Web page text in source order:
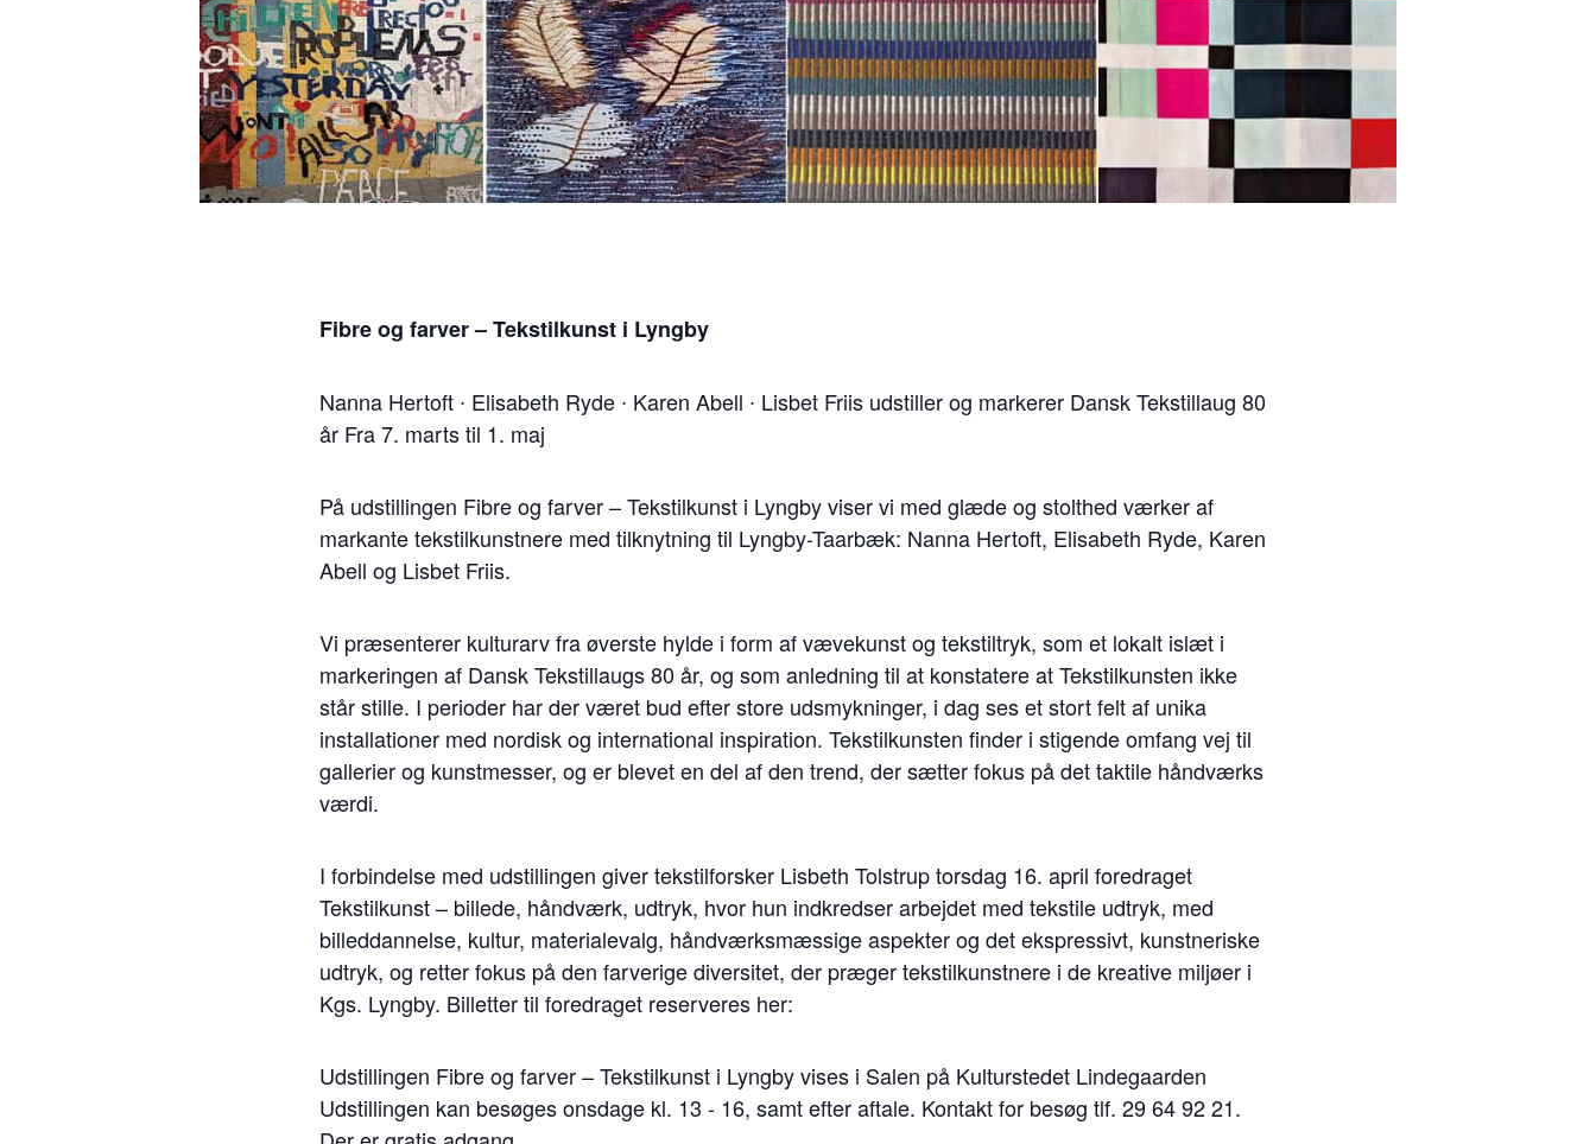
Fibre og farver – Tekstilkunst i Lyngby
Nanna Hertoft ∙ Elisabeth Ryde ∙ Karen Abell ∙ Lisbet Friis udstiller og markerer Dansk Tekstillaug 80
år Fra 7. marts til 1. maj
På udstillingen Fibre og farver – Tekstilkunst i Lyngby viser vi med glæde og stolthed værker af
markante tekstilkunstnere med tilknytning til Lyngby-Taarbæk: Nanna Hertoft, Elisabeth Ryde, Karen
Abell og Lisbet Friis.
Vi præsenterer kulturarv fra øverste hylde i form af vævekunst og tekstiltryk, som et lokalt islæt i
markeringen af Dansk Tekstillaugs 80 år, og som anledning til at konstatere at Tekstilkunsten ikke
står stille. I perioder har der været bud efter store udsmykninger, i dag ses et stort felt af unika
installationer med nordisk og international inspiration. Tekstilkunsten finder i stigende omfang vej til
gallerier og kunstmesser, og er blevet en del af den trend, der sætter fokus på det taktile håndværks
værdi.
I forbindelse med udstillingen giver tekstilforsker Lisbeth Tolstrup torsdag 16. april foredraget
Tekstilkunst – billede, håndværk, udtryk, hvor hun indkredser arbejdet med tekstile udtryk, med
billeddannelse, kultur, materialevalg, håndværksmæssige aspekter og det ekspressivt, kunstneriske
udtryk, og retter fokus på den farverige diversitet, der præger tekstilkunstnere i de kreative miljøer i
Kgs. Lyngby. Billetter til foredraget reserveres her:
Udstillingen Fibre og farver – Tekstilkunst i Lyngby vises i Salen på Kulturstedet Lindegaarden
Udstillingen kan besøges onsdage kl. 13 - 16, samt efter aftale. Kontakt for besøg tlf. 29 64 92 21.